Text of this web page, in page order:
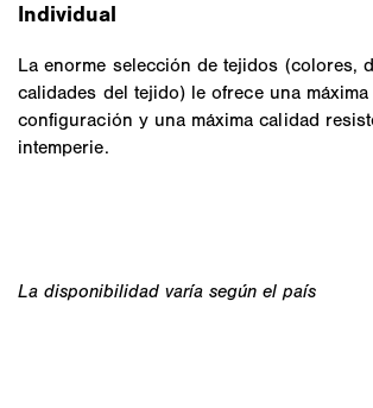
Individual
La enorme selección de tejidos (colores,
calidades del tejido) le ofrece una
configuración y una máxima calidad
intemperie.